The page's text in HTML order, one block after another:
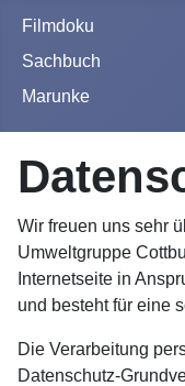
Filmdoku
Sachbuch
Marunke
Wir freuen uns sehr
Umweltgruppe
Internetseite in
und besteht für eine
Die Verarbeitung
Datenschutz-